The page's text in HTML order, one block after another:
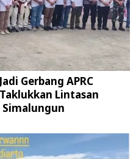
Gerbang APRC
Lintasan
Simalungun